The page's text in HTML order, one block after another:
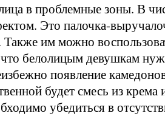
в проблемные зоны. В
Это палочка-
им можно
что белолицым девушкам
появление
будет смесь из
убедиться в